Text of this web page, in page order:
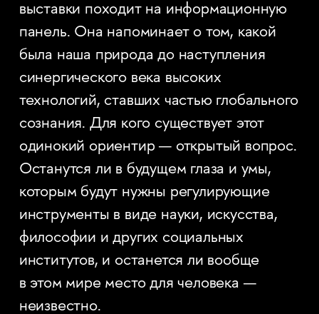
выставки походит на информационную
панель. Она напоминает о том, какой
была наша природа до наступления
синергического века высоких
технологий, ставших частью глобального
сознания. Для кого существует этот
одинокий ориентир — открытый вопрос.
Останутся ли в будущем глаза и умы,
которым будут нужны регулирующие
инструменты в виде науки, искусства,
философии и других социальных
институтов, и останется ли вообще
в этом мире место для человека —
неизвестно.